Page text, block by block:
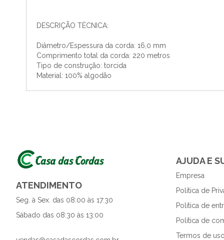
DESCRIÇÃO TÉCNICA:
Diâmetro/Espessura da corda: 16,0 mm
Comprimento total da corda: 220 metros
Tipo de construção: torcida
Material: 100% algodão
ATENDIMENTO
Seg. à Sex. das 08:00 às 17:30
Sábado das 08:30 às 13:00
AJUDA E
Empresa
Política de
Política de
Política de
Termos de